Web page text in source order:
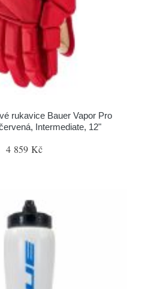
rukavice Bauer Vapor Pro
Intermediate, 12"
4 859 Kč